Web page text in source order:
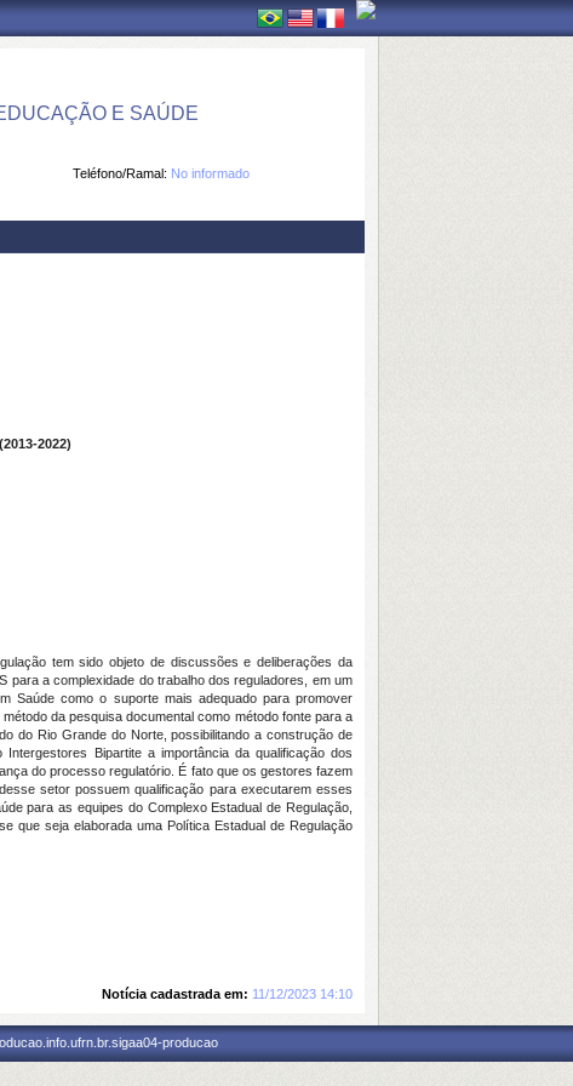
E SAÚDE
Teléfono/Ramal: No informado
2022)
tem sido objeto de discussões e deliberações da
a complexidade do trabalho dos reguladores, em um
Saúde como o suporte mais adequado para promover
da pesquisa documental como método fonte para a
do Rio Grande do Norte, possibilitando a construção de
Bipartite a importância da qualificação dos
do processo regulatório. É fato que os gestores fazem
setor possuem qualificação para executarem esses
para as equipes do Complexo Estadual de Regulação,
que seja elaborada uma Política Estadual de Regulação
Notícia cadastrada em: 11/12/2023 14:10
producao